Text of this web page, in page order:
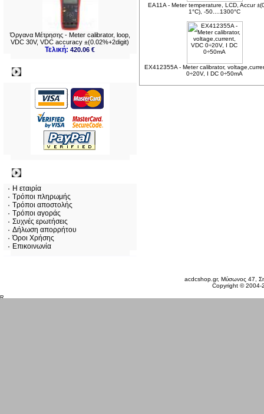
Όργανα Μέτρησης - Meter calibrator, loop,
VDC 30V, VDC accuracy ±(0.02%+2digit)
Τελική:420.06 €
Η εταιρία
Τρόποι πληρωμής
Τρόποι αποστολής
Τρόποι αγοράς
Συχνές ερωτήσεις
Δήλωση απορρήτου
Όροι Χρήσης
Επικοινωνία
EA11A - Meter temperature, LCD, Accur
1°C), -50....1300°C
EX412355A - Meter calibrator,
0÷20V, I DC 0÷50mA
acdcshop.gr, Μύσωνος 47,
Copyright ©